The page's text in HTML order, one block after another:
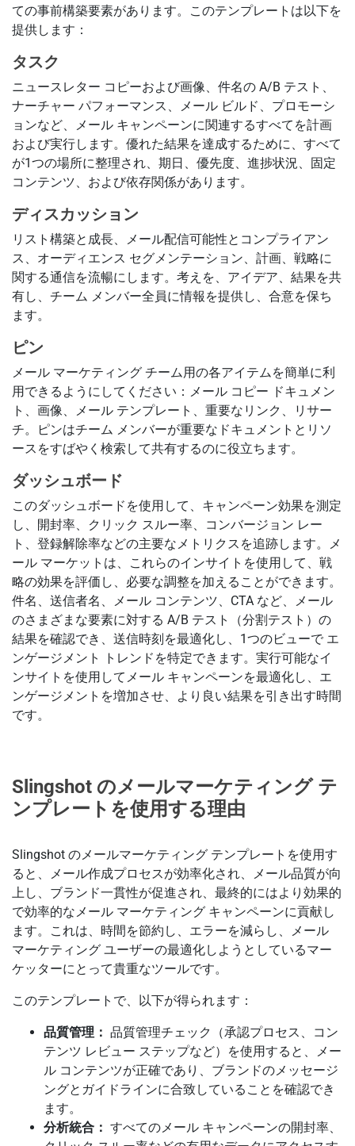
ての事前構築要素があります。このテンプレートは以下を
提供します：
タスク
ニュースレター コピーおよび画像、件名の A/B テスト、
ナーチャー パフォーマンス、メール ビルド、プロモーシ
ョンなど、メール キャンペーンに関連するすべてを計画
および実行します。優れた結果を達成するために、すべて
が1つの場所に整理され、期日、優先度、進捗状況、固定
コンテンツ、および依存関係があります。
ディスカッション
リスト構築と成長、メール配信可能性とコンプライアン
ス、オーディエンス セグメンテーション、計画、戦略に
関する通信を流暢にします。考えを、アイデア、結果を共
有し、チーム メンバー全員に情報を提供し、合意を保ち
ます。
ピン
メール マーケティング チーム用の各アイテムを簡単に利
用できるようにしてください：メール コピー ドキュメン
ト、画像、メール テンプレート、重要なリンク、リサー
チ。ピンはチーム メンバーが重要なドキュメントとリソ
ースをすばやく検索して共有するのに役立ちます。
ダッシュボード
このダッシュボードを使用して、キャンペーン効果を測定
し、開封率、クリック スルー率、コンバージョン レー
ト、登録解除率などの主要なメトリクスを追跡します。メ
ール マーケットは、これらのインサイトを使用して、戦
略の効果を評価し、必要な調整を加えることができます。
件名、送信者名、メール コンテンツ、CTA など、メール
のさまざまな要素に対する A/B テスト（分割テスト）の
結果を確認でき、送信時刻を最適化し、1つのビューで エ
ンゲージメント トレンドを特定できます。実行可能なイ
ンサイトを使用してメール キャンペーンを最適化し、エ
ンゲージメントを増加させ、より良い結果を引き出す時間
です。
Slingshot のメールマーケティング テ
ンプレートを使用する理由
Slingshot のメールマーケティング テンプレートを使用す
ると、メール作成プロセスが効率化され、メール品質が向
上し、ブランド一貫性が促進され、最終的にはより効果的
で効率的なメール マーケティング キャンペーンに貢献し
ます。これは、時間を節約し、エラーを減らし、メール
マーケティング ユーザーの最適化しようとしているマー
ケッターにとって貴重なツールです。
このテンプレートで、以下が得られます：
品質管理： 品質管理チェック（承認プロセス、コン
テンツ レビュー ステップなど）を使用すると、メー
ル コンテンツが正確であり、ブランドのメッセージ
ングとガイドラインに合致していることを確認でき
ます。
分析統合： すべてのメール キャンペーンの開封率、